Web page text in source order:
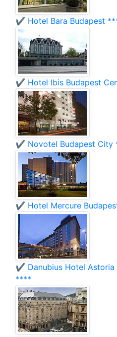
✔️ Hotel Bara Budapest
✔️ Hotel Ibis Budapest
✔️ Novotel Budapest City
✔️ Hotel Mercure
✔️ Danubius Hotel Astoria
****